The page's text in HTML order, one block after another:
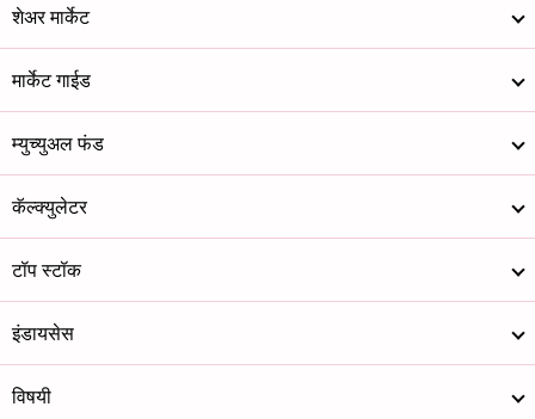
शेअर मार्केट
मार्केट गाईड
म्युच्युअल फंड
कॅल्क्युलेटर
टॉप स्टॉक
इंडायसेस
विषयी